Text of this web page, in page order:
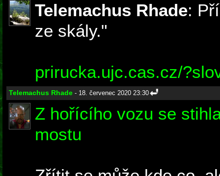
Telemachus Rhade:
ze skály."
prirucka.ujc.cas.cz/
Telemachus Rhade - 18. červenec 2020 23:30
Z hořícího vozu se
mostu